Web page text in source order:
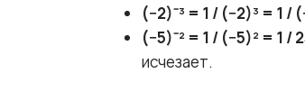
(−2)⁻³ = 1 / (−2)³ = 1 /
(−5)⁻² = 1 / (−5)² = 1 /
исчезает.